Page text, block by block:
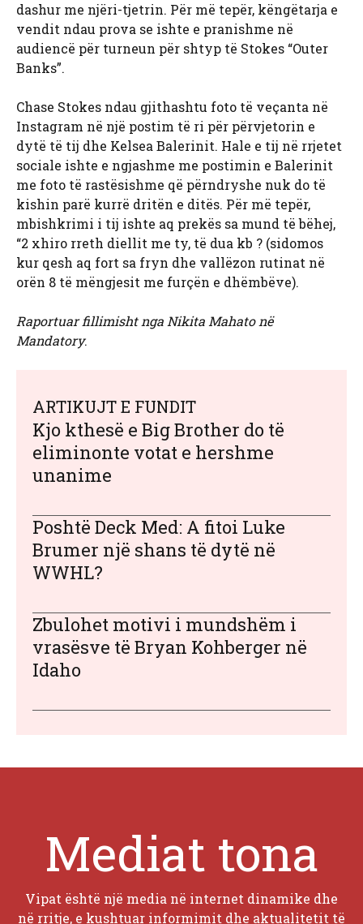
dashur me njëri-tjetrin. Për më tepër, këngëtarja e
vendit ndau prova se ishte e pranishme në
audiencë për turneun për shtyp të Stokes “Outer
Banks”.
Chase Stokes ndau gjithashtu foto të veçanta në
Instagram në një postim të ri për përvjetorin e
dytë të tij dhe Kelsea Balerinit. Hale e tij në rrjetet
sociale ishte e ngjashme me postimin e Balerinit
me foto të rastësishme që përndryshe nuk do të
kishin parë kurrë dritën e ditës. Për më tepër,
mbishkrimi i tij ishte aq prekës sa mund të bëhej,
“2 xhiro rreth diellit me ty, të dua kb ? (sidomos
kur qesh aq fort sa fryn dhe vallëzon rutinat në
orën 8 të mëngjesit me furçën e dhëmbëve).
Raportuar fillimisht nga Nikita Mahato në
Mandatory.
ARTIKUJT E FUNDIT
Kjo kthesë e Big Brother do të
eliminonte votat e hershme
unanime
Poshtë Deck Med: A fitoi Luke
Brumer një shans të dytë në
WWHL?
Zbulohet motivi i mundshëm i
vrasësve të Bryan Kohberger në
Idaho
Mediat tona
Vipat është një media në internet dinamike dhe
në rritje, e kushtuar informimit dhe aktualitetit të